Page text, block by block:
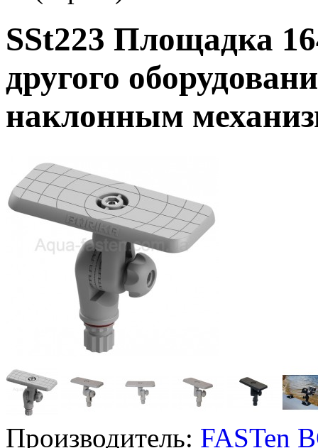
SSt223 Площадка
другого
наклонным
Производитель: FASTen